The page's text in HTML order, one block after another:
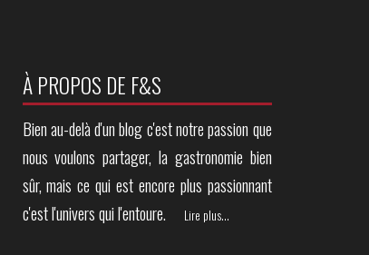
À PROPOS DE F&S
Bien au-delà d'un blog c'est notre passion que
nous voulons partager, la gastronomie bien
sûr, mais ce qui est encore plus passionnant
c'est l'univers qui l'entoure.
Lire plus...